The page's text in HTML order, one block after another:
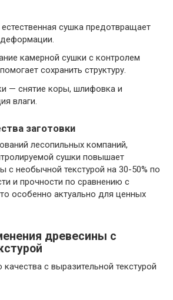
сушка предотвращает
камерной сушки с контролем
сохранить структуру.
— снятие коры, шлифовка и
влаги.
заготовки
лесопильных компаний,
сушки повышает
с необычной текстурой на 30-50% по
и прочности по сравнению с
особенно актуально для ценных
древесины с
с выразительной текстурой